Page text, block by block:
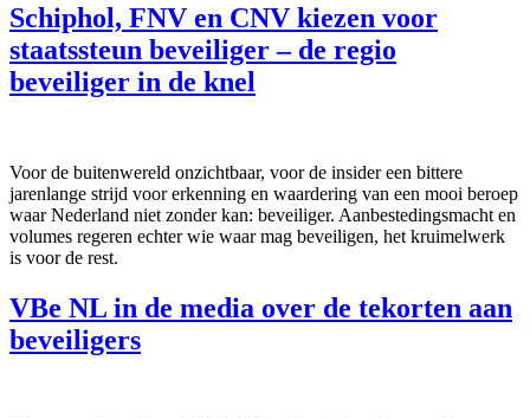
Schiphol, FNV en CNV kiezen voor
staatssteun beveiliger – de regio
beveiliger in de knel
Voor de buitenwereld onzichtbaar, voor de insider een bittere
jarenlange strijd voor erkenning en waardering van een mooi beroep
waar Nederland niet zonder kan: beveiliger. Aanbestedingsmacht en
volumes regeren echter wie waar mag beveiligen, het kruimelwerk
is voor de rest.
VBe NL in de media over de tekorten aan
beveiligers